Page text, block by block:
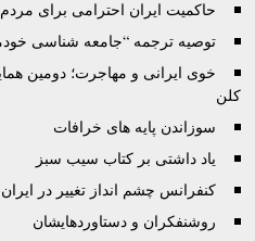
حاکمیت ایران احترامی برای مردم
توصيه ترجمه “جامعه شناسی
خوی ایرانی و مهاجرت؛ دومین
کلن
سوزاندن پایه های خرافات
یاد داشتی بر کتاب سیب سبز
کنفرانس چشم انداز تغییر در ایران
روشنفکران و دستاوردهایشان